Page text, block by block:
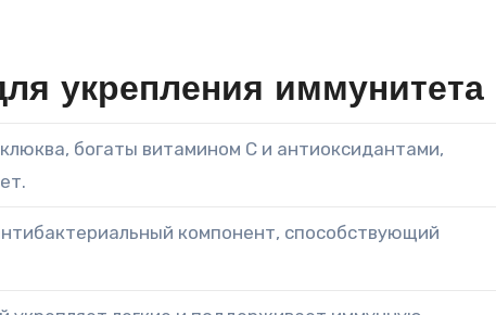
укрепления иммунитета
богаты витамином С и антиоксидантами,
компонент, способствующий